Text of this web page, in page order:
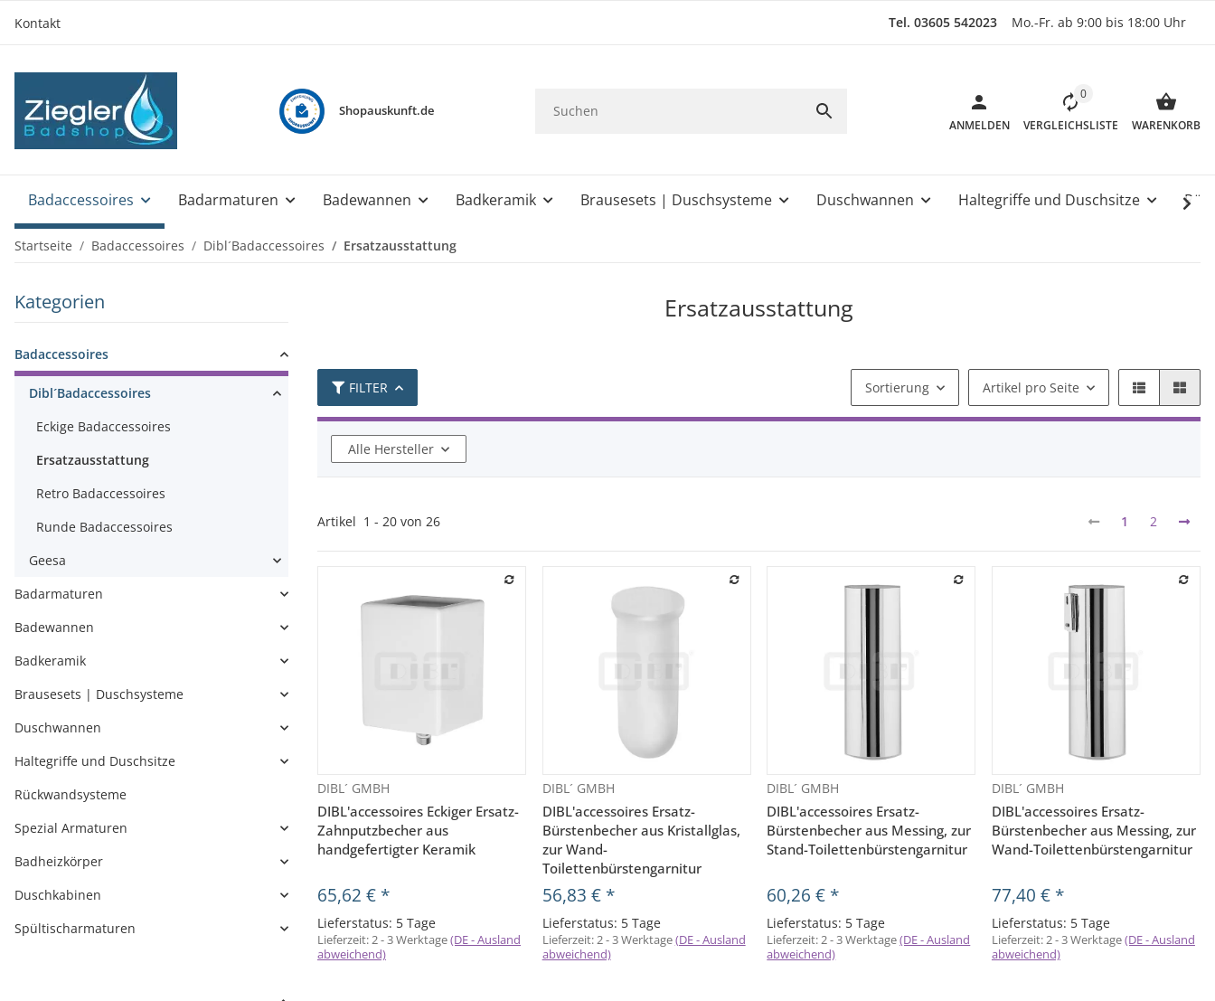
Kontakt Tel. 03605 542023 Mo.-Fr. ab 9:00 bis 18:00 Uhr
Shopauskunft.de
ANMELDEN
0
VERGLEICHSLISTE WARENKORB
Badaccessoires Badarmaturen Badewannen Badkeramik Brausesets | Duschsysteme Duschwannen Haltegriffe und Duschsitze
Startseite Badaccessoires Dibl´Badaccessoires Ersatzausstattung
Ersatzausstattung
FILTER Sortierung Artikel pro Seite
Alle Hersteller
Artikel 1 - 20 von 26 1 2
DIBL´ GMBH
DIBL'accessoires Eckiger Ersatz-
Zahnputzbecher aus
handgefertigter Keramik
65,62 € *
Lieferstatus: 5 Tage
Lieferzeit:2 - 3 Werktage(DE - Ausland
abweichend)
DIBL´ GMBH
DIBL'accessoires Ersatz-
Bürstenbecher aus Kristallglas,
zur Wand-
Toilettenbürstengarnitur
56,83 € *
Lieferstatus: 5 Tage
Lieferzeit:2 - 3 Werktage(DE - Ausland
abweichend)
DIBL´ GMBH
DIBL'accessoires Ersatz-
Bürstenbecher aus Messing, zur
Stand-Toilettenbürstengarnitur
60,26 € *
Lieferstatus: 5 Tage
Lieferzeit:2 - 3 Werktage(DE - Ausland
abweichend)
DIBL´ GMBH
DIBL'accessoires Ersatz-
Bürstenbecher aus Messing, zur
Wand-Toilettenbürstengarnitur
77,40 € *
Lieferstatus: 5 Tage
Lieferzeit:2 - 3 Werktage(DE - Ausland
abweichend)
Kategorien
Badaccessoires
Dibl´Badaccessoires
Eckige Badaccessoires
Ersatzausstattung
Retro Badaccessoires
Runde Badaccessoires
Geesa
Badarmaturen
Badewannen
Badkeramik
Brausesets | Duschsysteme
Duschwannen
Haltegriffe und Duschsitze
Rückwandsysteme
Spezial Armaturen
Badheizkörper
Duschkabinen
Spültischarmaturen